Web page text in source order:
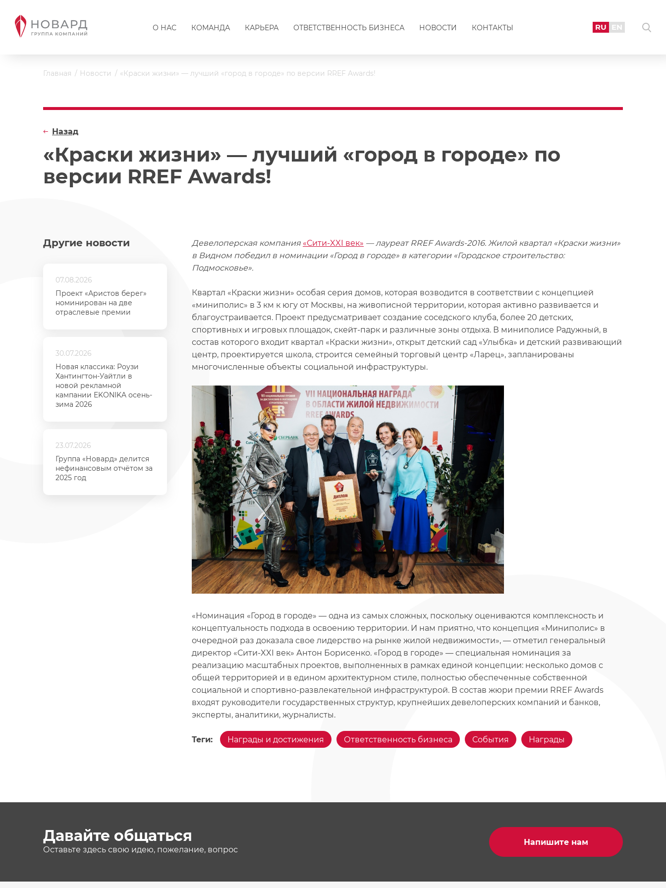
О НАС КОМАНДА КАРЬЕРА ОТВЕТСТВЕННОСТЬ БИЗНЕСА НОВОСТИ КОНТАКТЫ RU EN
Главная Новости «Краски жизни» — лучший «город в городе» по версии RREF Awards!
«Краски жизни» — лучший «город в городе» по
версии RREF Awards!
Назад
Другие новости
07.08.2026
Проект «Аристов берег»
номинирован на две
отраслевые премии
30.07.2026
Новая классика: Роузи
Хантингтон-Уайтли в
новой рекламной
кампании EKONIKA осень-
зима 2026
23.07.2026
Группа «Новард» делится
нефинансовым отчётом за
2025 год
Девелоперская компания «Сити-XXI век» — лауреат RREF Awards-2016. Жилой квартал «Краски жизни»
в Видном победил в номинации «Город в городе» в категории «Городское строительство:
Подмосковье».
Квартал «Краски жизни» особая серия домов, которая возводится в соответствии с концепцией
«миниполис» в 3 км к югу от Москвы, на живописной территории, которая активно развивается и
благоустраивается. Проект предусматривает создание соседского клуба, более 20 детских,
спортивных и игровых площадок, скейт-парк и различные зоны отдыха. В миниполисе Радужный, в
состав которого входит квартал «Краски жизни», открыт детский сад «Улыбка» и детский развивающий
центр, проектируется школа, строится семейный торговый центр «Ларец», запланированы
многочисленные объекты социальной инфраструктуры.
«Номинация «Город в городе» — одна из самых сложных, поскольку оцениваются комплексность и
концептуальность подхода в освоению территории. И нам приятно, что концепция «Миниполис» в
очередной раз доказала свое лидерство на рынке жилой недвижимости», — отметил генеральный
директор «Сити-XXI век» Антон Борисенко. «Город в городе» — специальная номинация за
реализацию масштабных проектов, выполненных в рамках единой концепции: несколько домов с
общей территорией и в едином архитектурном стиле, полностью обеспеченные собственной
социальной и спортивно-развлекательной инфраструктурой. В состав жюри премии RREF Awards
входят руководители государственных структур, крупнейших девелоперских компаний и банков,
эксперты, аналитики, журналисты.
Теги: Награды и достижения Ответственность бизнеса События Награды
Давайте общаться
Оставьте здесь свою идею, пожелание, вопрос
Напишите нам